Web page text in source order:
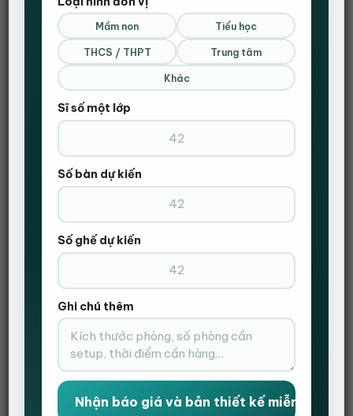
Ghế Công thái học,Ghế Văn Phòng,Ghế xoay
ghế công thái học ghế nhân viên ghế văn phòng
Mầm non Tiểu học
THCS / THPT Trung tâm
Khác
Sĩ số một lớp
Số bàn dự kiến
Số ghế dự kiến
Ghi chú thêm